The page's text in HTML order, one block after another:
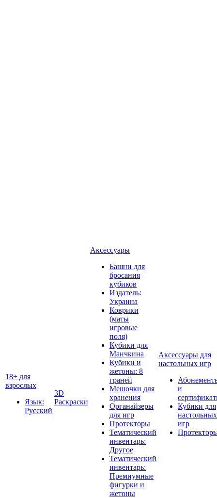
18+ для
взрослых
Язык:
Русский
3D
Раскраски
Аксессуары
Башни для
бросания
кубиков
Издатель:
Украина
Коврики
(маты
игровые
поля)
Кубики для
Манчкина
Кубики и
жетоны: 8
граней
Мешочки для
хранения
Органайзеры
для игр
Протекторы
Тематический
инвентарь:
Другое
Тематический
инвентарь:
Премиумные
фигурки и
жетоны
Аксессуары для
настольных игр
и
Кубики для
настольных
игр